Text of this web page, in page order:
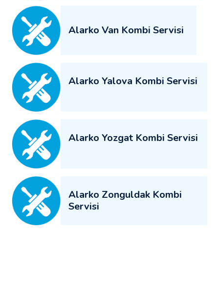
Alarko Van Kombi Servisi
Alarko Yalova Kombi Servisi
Alarko Yozgat Kombi Servisi
Alarko Zonguldak Kombi
Servisi